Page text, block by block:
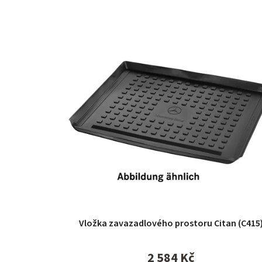
Vložka zavazadlového prostoru Citan
2 584 Kč